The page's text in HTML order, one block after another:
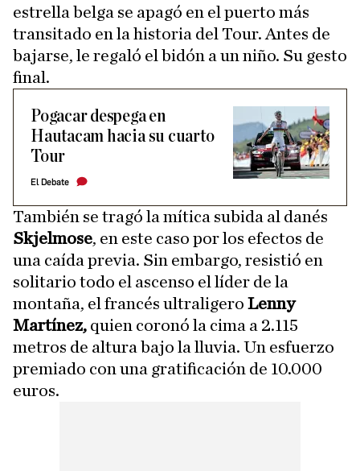
estrella belga se apagó en el puerto más
transitado en la historia del Tour. Antes de
bajarse, le regaló el bidón a un niño. Su gesto
final.
Pogacar despega en
Hautacam hacia su cuarto
Tour
El Debate
También se tragó la mítica subida al danés
Skjelmose, en este caso por los efectos de
una caída previa. Sin embargo, resistió en
solitario todo el ascenso el líder de la
montaña, el francés ultraligero Lenny
Martínez, quien coronó la cima a 2.115
metros de altura bajo la lluvia. Un esfuerzo
premiado con una gratificación de 10.000
euros.